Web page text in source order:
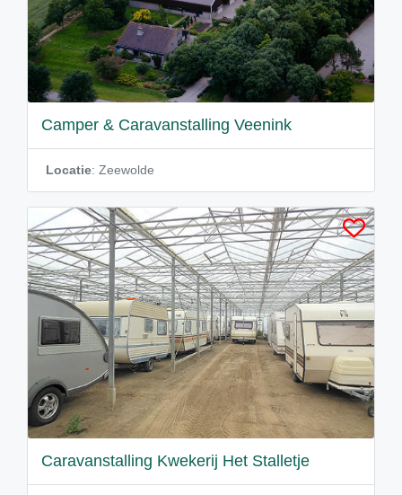
Camper & Caravanstalling Veenink
Locatie: Zeewolde
Caravanstalling Kwekerij Het Stalletje